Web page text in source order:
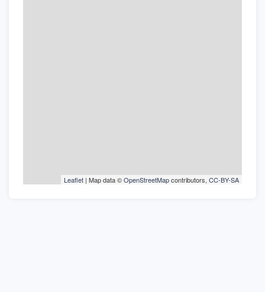
Leaflet | Map data ©OpenStreetMapcontributors, CC-BY-SA